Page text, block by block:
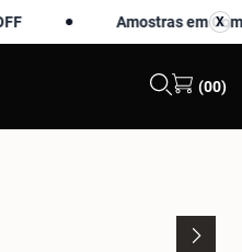
X
Amostras em
X
(00)